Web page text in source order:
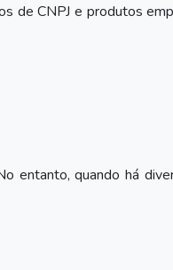
de CNPJ e produtos
entanto, quando há